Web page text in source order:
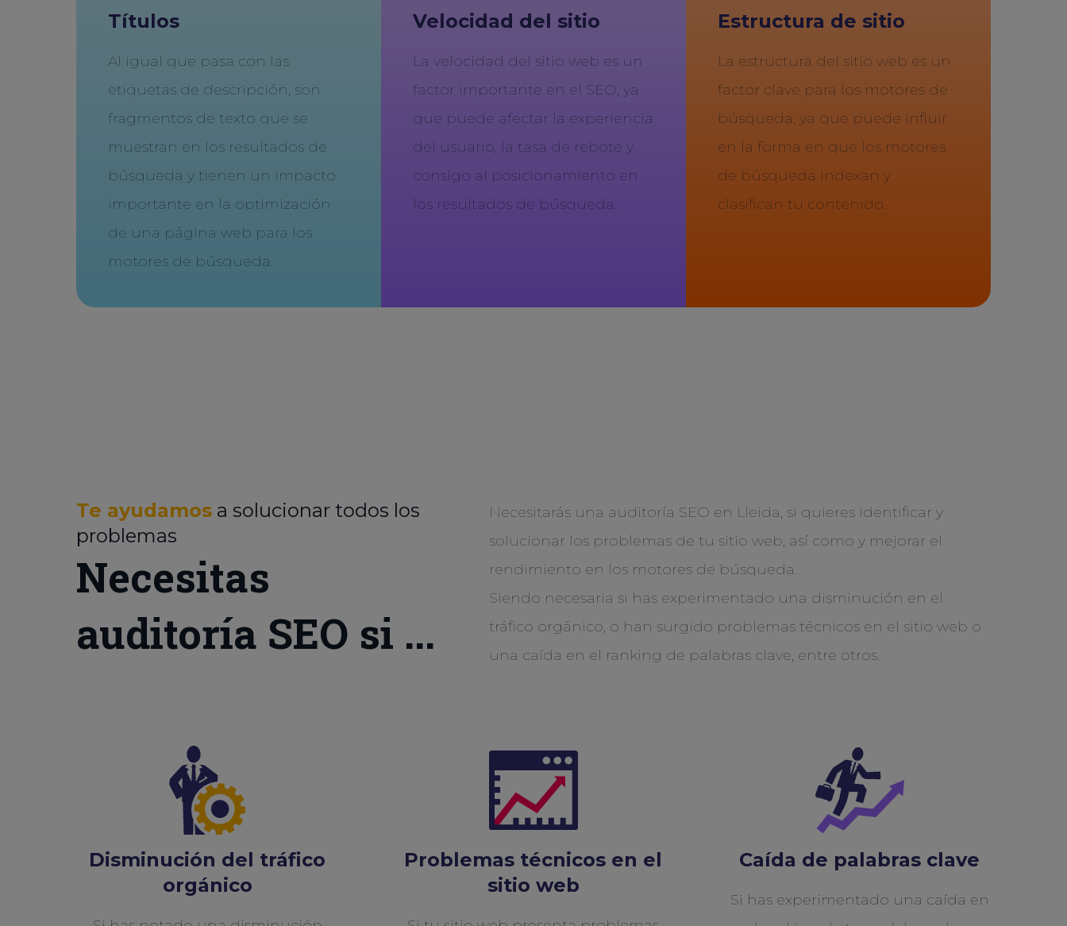
Títulos
Al igual que pasa con las
etiquetas de descripción, son
fragmentos de texto que se
muestran en los resultados de
búsqueda y tienen un impacto
importante en la optimización
de una página web para los
motores de búsqueda.
Velocidad del sitio
La velocidad del sitio web es un
factor importante en el SEO, ya
que puede afectar la experiencia
del usuario, la tasa de rebote y
consigo al posicionamiento en
los resultados de búsqueda.
Estructura de sitio
La estructura del sitio web es un
factor clave para los motores de
búsqueda, ya que puede influir
en la forma en que los motores
de búsqueda indexan y
clasifican tu contenido.
Te ayudamos a solucionar todos los
problemas
Necesitas
auditoría SEO si ...
Necesitarás una auditoría SEO en Lleida, si quieres identificar y
solucionar los problemas de tu sitio web, así como y mejorar el
rendimiento en los motores de búsqueda.
Siendo necesaria si has experimentado una disminución en el
tráfico orgánico, o han surgido problemas técnicos en el sitio web o
una caída en el ranking de palabras clave, entre otros.
Disminución del tráfico
orgánico
Problemas técnicos en el
sitio web
Caída de palabras clave
Si has experimentado una caída en